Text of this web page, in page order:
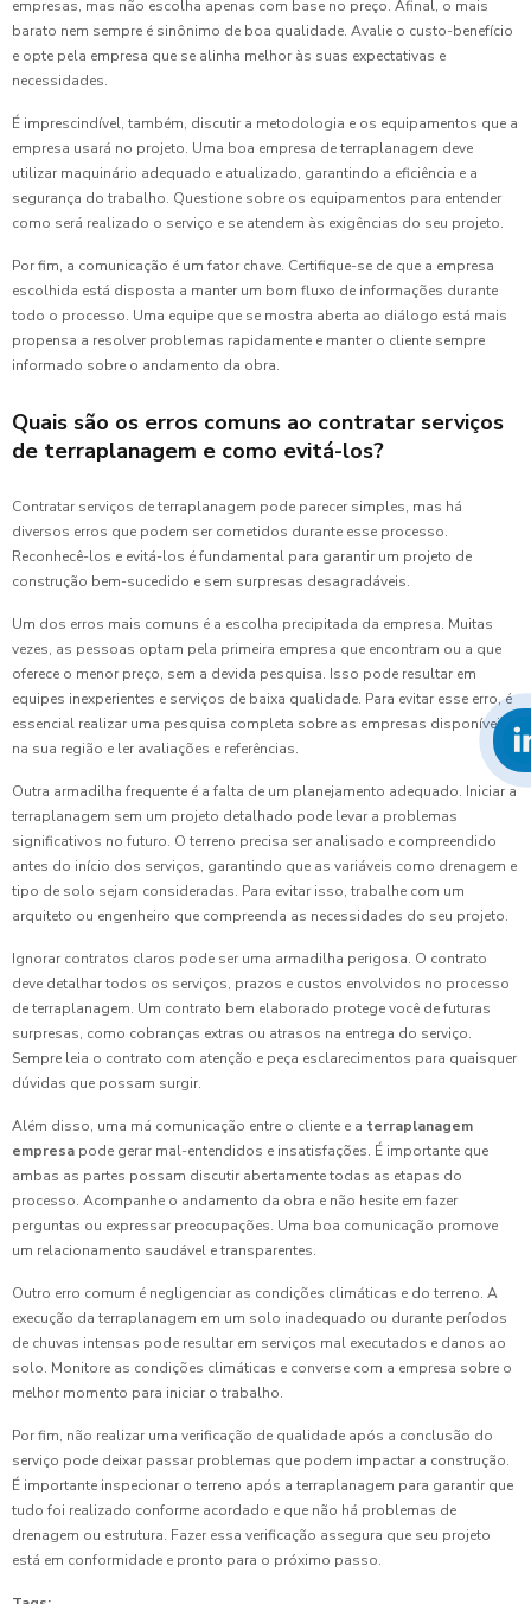
empresas, mas não escolha apenas com base no preço. Afinal, o mais
barato nem sempre é sinônimo de boa qualidade. Avalie o custo-benefício
e opte pela empresa que se alinha melhor às suas expectativas e
necessidades.
É imprescindível, também, discutir a metodologia e os equipamentos que a
empresa usará no projeto. Uma boa empresa de terraplanagem deve
utilizar maquinário adequado e atualizado, garantindo a eficiência e a
segurança do trabalho. Questione sobre os equipamentos para entender
como será realizado o serviço e se atendem às exigências do seu projeto.
Por fim, a comunicação é um fator chave. Certifique-se de que a empresa
escolhida está disposta a manter um bom fluxo de informações durante
todo o processo. Uma equipe que se mostra aberta ao diálogo está mais
propensa a resolver problemas rapidamente e manter o cliente sempre
informado sobre o andamento da obra.
Quais são os erros comuns ao contratar serviços
de terraplanagem e como evitá-los?
Contratar serviços de terraplanagem pode parecer simples, mas há
diversos erros que podem ser cometidos durante esse processo.
Reconhecê-los e evitá-los é fundamental para garantir um projeto de
construção bem-sucedido e sem surpresas desagradáveis.
Um dos erros mais comuns é a escolha precipitada da empresa. Muitas
vezes, as pessoas optam pela primeira empresa que encontram ou a que
oferece o menor preço, sem a devida pesquisa. Isso pode resultar em
equipes inexperientes e serviços de baixa qualidade. Para evitar esse erro, é
essencial realizar uma pesquisa completa sobre as empresas disponíveis
na sua região e ler avaliações e referências.
Outra armadilha frequente é a falta de um planejamento adequado. Iniciar a
terraplanagem sem um projeto detalhado pode levar a problemas
significativos no futuro. O terreno precisa ser analisado e compreendido
antes do início dos serviços, garantindo que as variáveis como drenagem e
tipo de solo sejam consideradas. Para evitar isso, trabalhe com um
arquiteto ou engenheiro que compreenda as necessidades do seu projeto.
Ignorar contratos claros pode ser uma armadilha perigosa. O contrato
deve detalhar todos os serviços, prazos e custos envolvidos no processo
de terraplanagem. Um contrato bem elaborado protege você de futuras
surpresas, como cobranças extras ou atrasos na entrega do serviço.
Sempre leia o contrato com atenção e peça esclarecimentos para quaisquer
dúvidas que possam surgir.
Além disso, uma má comunicação entre o cliente e a terraplanagem
empresa pode gerar mal-entendidos e insatisfações. É importante que
ambas as partes possam discutir abertamente todas as etapas do
processo. Acompanhe o andamento da obra e não hesite em fazer
perguntas ou expressar preocupações. Uma boa comunicação promove
um relacionamento saudável e transparentes.
Outro erro comum é negligenciar as condições climáticas e do terreno. A
execução da terraplanagem em um solo inadequado ou durante períodos
de chuvas intensas pode resultar em serviços mal executados e danos ao
solo. Monitore as condições climáticas e converse com a empresa sobre o
melhor momento para iniciar o trabalho.
Por fim, não realizar uma verificação de qualidade após a conclusão do
serviço pode deixar passar problemas que podem impactar a construção.
É importante inspecionar o terreno após a terraplanagem para garantir que
tudo foi realizado conforme acordado e que não há problemas de
drenagem ou estrutura. Fazer essa verificação assegura que seu projeto
está em conformidade e pronto para o próximo passo.